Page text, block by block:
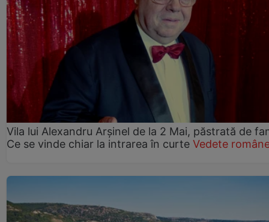
Vila lui Alexandru Arșinel de la 2 Mai, păstrată de
Ce se vinde chiar la intrarea în curte Vedete